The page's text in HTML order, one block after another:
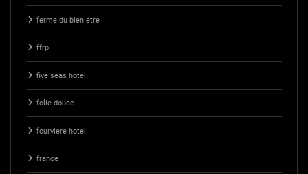
ferme du bien etre
ffrp
five seas hotel
folie douce
fourviere hotel
france